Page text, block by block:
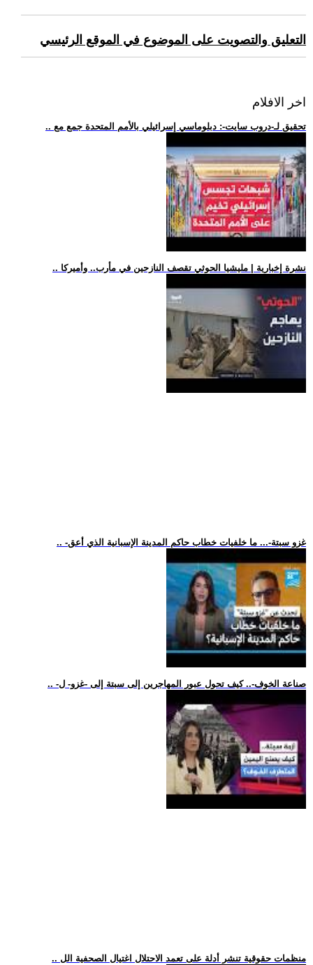
التعليق والتصويت على الموضوع في الموقع الرئيسي
اخر الافلام
.. تحقيق لـ-دروب سايت-: دبلوماسي إسرائيلي بالأمم المتحدة جمع مع
.. نشرة إخبارية | مليشيا الحوثي تقصف النازحين في مأرب.. وأميركا
.. -غزو سبتة-... ما خلفيات خطاب حاكم المدينة الإسبانية الذي أعق
.. -صناعة الخوف-.. كيف تحول عبور المهاجرين إلى سبتة إلى -غزو- ل
.. منظمات حقوقية تنشر أدلة على تعمد الاحتلال اغتيال الصحفية الل